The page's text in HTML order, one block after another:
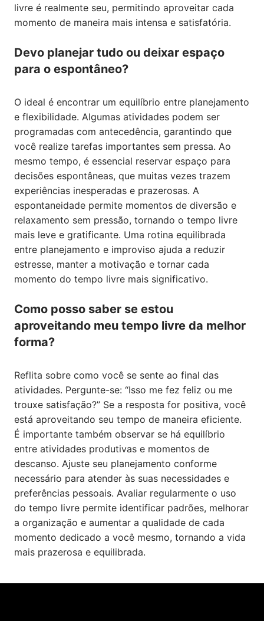
livre é realmente seu, permitindo aproveitar cada
momento de maneira mais intensa e satisfatória.
Devo planejar tudo ou deixar espaço
para o espontâneo?
O ideal é encontrar um equilíbrio entre planejamento
e flexibilidade. Algumas atividades podem ser
programadas com antecedência, garantindo que
você realize tarefas importantes sem pressa. Ao
mesmo tempo, é essencial reservar espaço para
decisões espontâneas, que muitas vezes trazem
experiências inesperadas e prazerosas. A
espontaneidade permite momentos de diversão e
relaxamento sem pressão, tornando o tempo livre
mais leve e gratificante. Uma rotina equilibrada
entre planejamento e improviso ajuda a reduzir
estresse, manter a motivação e tornar cada
momento do tempo livre mais significativo.
Como posso saber se estou
aproveitando meu tempo livre da melhor
forma?
Reflita sobre como você se sente ao final das
atividades. Pergunte-se: “Isso me fez feliz ou me
trouxe satisfação?” Se a resposta for positiva, você
está aproveitando seu tempo de maneira eficiente.
É importante também observar se há equilíbrio
entre atividades produtivas e momentos de
descanso. Ajuste seu planejamento conforme
necessário para atender às suas necessidades e
preferências pessoais. Avaliar regularmente o uso
do tempo livre permite identificar padrões, melhorar
a organização e aumentar a qualidade de cada
momento dedicado a você mesmo, tornando a vida
mais prazerosa e equilibrada.